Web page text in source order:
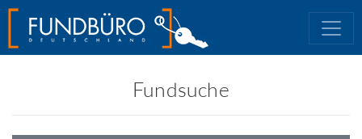
Fundsuche